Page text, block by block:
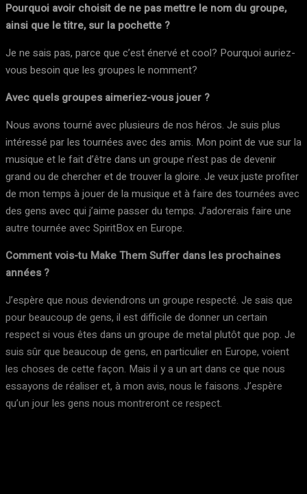
Pourquoi avoir choisit de ne pas mettre le nom du groupe,
ainsi que le titre, sur la pochette ?
Je ne sais pas, parce que c’est énervé et cool? Pourquoi auriez-
vous besoin que les groupes le nomment?
Avec quels groupes aimeriez-vous jouer ?
Nous avons tourné avec plusieurs de nos héros. Je suis plus
intéressé par les tournées avec des amis. Mon point de vue sur la
musique et le fait d’être dans un groupe n’est pas de devenir
grand ou de chercher et de trouver la gloire. Je veux juste profiter
de mon temps à jouer de la musique et à faire des tournées avec
des gens avec qui j’aime passer du temps. J’adorerais faire une
autre tournée avec SpiritBox en Europe.
Comment vois-tu Make Them Suffer dans les prochaines
années ?
J’espère que nous deviendrons un groupe respecté. Je sais que
pour beaucoup de gens, il est difficile de donner un certain
respect si vous êtes dans un groupe de metal plutôt que pop. Je
suis sûr que beaucoup de gens, en particulier en Europe, voient
les choses de cette façon. Mais il y a un art dans ce que nous
essayons de réaliser et, à mon avis, nous le faisons. J’espère
qu’un jour les gens nous montreront ce respect.